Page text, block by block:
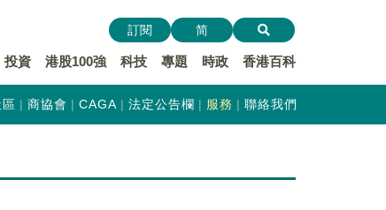
投資 港股100強 科技 專題 時政 香港百科
訂閱 简
商協會 CAGA 法定公告欄 服務 聯絡我們